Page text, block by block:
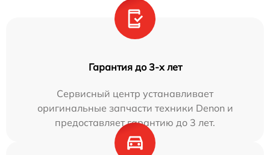
Гарантия до 3-х лет
Сервисный центр устанавливает
оригинальные запчасти техники Denon и
предоставляет гарантию до 3 лет.